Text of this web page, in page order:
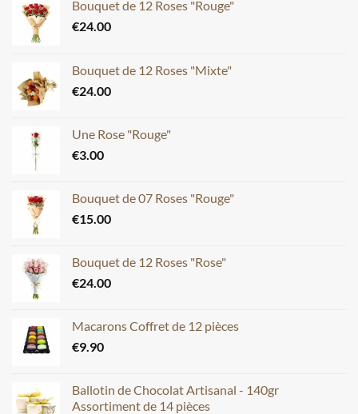
Bouquet de 12 Roses "Rouge"
€24.00
Bouquet de 12 Roses "Mixte"
€24.00
Une Rose "Rouge"
€3.00
Bouquet de 07 Roses "Rouge"
€15.00
Bouquet de 12 Roses "Rose"
€24.00
Macarons Coffret de 12 pièces
€9.90
Ballotin de Chocolat Artisanal - 140gr
Assortiment de 14 pièces